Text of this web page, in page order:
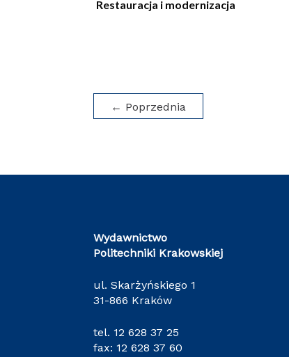
Restauracja i modernizacja
← Poprzednia
Wydawnictwo
Politechniki Krakowskiej
ul. Skarżyńskiego 1
31-866 Kraków
tel. 12 628 37 25
fax: 12 628 37 60